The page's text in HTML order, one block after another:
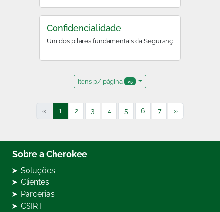
Confidencialidade
Um dos pilares fundamentais da Segurança da
Itens p/ página 25
« 1 2 3 4 5 6 7 »
Sobre a Cherokee
Soluções
Clientes
Parcerias
CSIRT